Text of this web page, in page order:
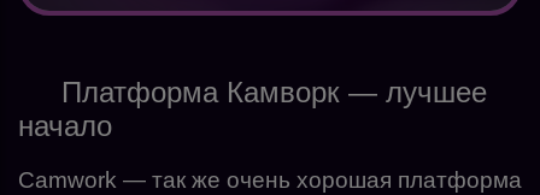
Платформа Камворк — лучшее
начало
Camwork — так же очень хорошая платформа